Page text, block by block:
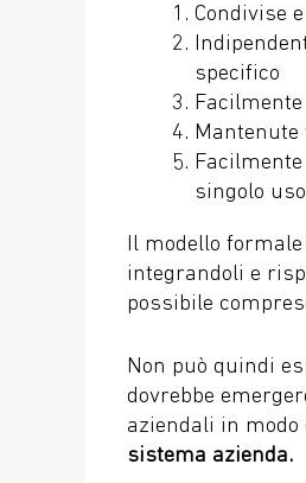
Condivise
specifico
Mantenute
singolo
Il modello
integrandoli e
possibile
Non può quindi
dovrebbe
aziendali in
sistema azienda.